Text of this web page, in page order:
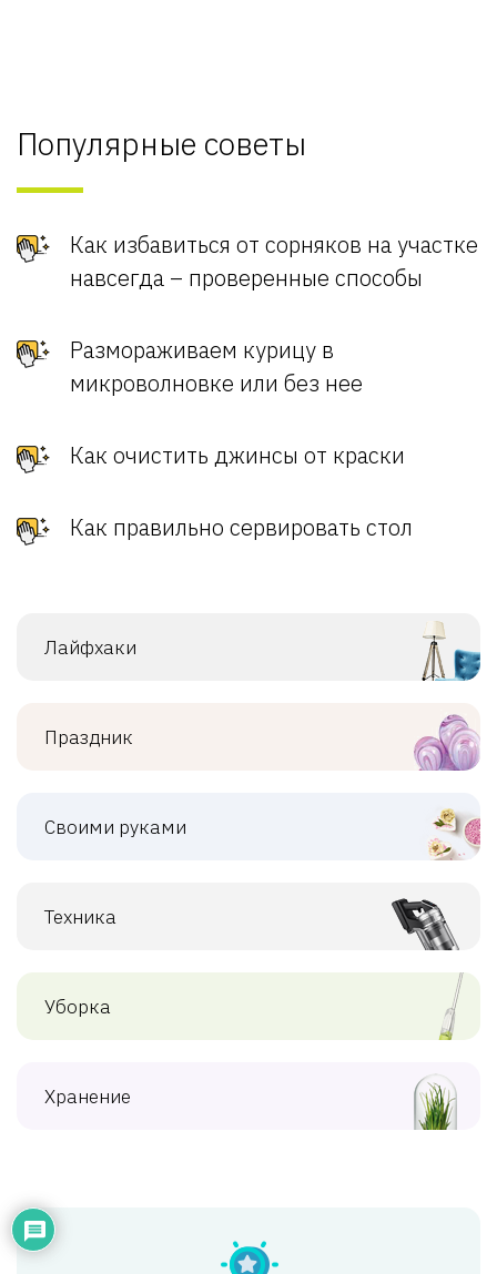
Популярные советы
Как избавиться от сорняков на участке
навсегда – проверенные способы
Размораживаем курицу в
микроволновке или без нее
Как очистить джинсы от краски
Как правильно сервировать стол
Лайфхаки
Праздник
Своими руками
Техника
Уборка
Хранение